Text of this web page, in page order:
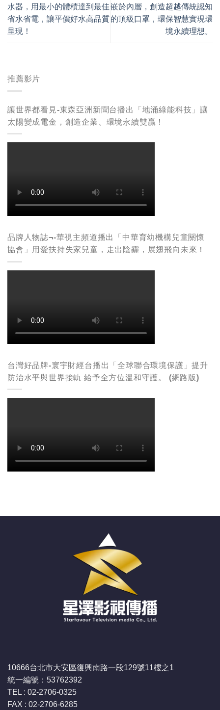
推薦影片
讓世界都看見-東森亞洲新聞台播出「地涌綠能科技」讓
太陽變成電金，創造企業、環境永續雙贏！
品牌人物誌¬-華視主頻道播出「中華育幼機構兒童關懷
協會」用愛扶持失家兒童，走出陰霾，展翅飛向未來！
台灣好品牌-寰宇財經台播出「全球聯合環境保護」提升
防治水平與世界接軌 給予全方位溫和守護。 (網路版)
水器，用最小的體積達到最佳
省水省電，讓平價好水高品質
呈現！
嵌於內層，創造超越傳統認知
的頂級口罩，環保智慧實現環
境永續理想。
10666台北市大安區復興南路一段129號11樓之1
統一編號：53762392
TEL : 02-2706-0325
FAX : 02-2706-6285